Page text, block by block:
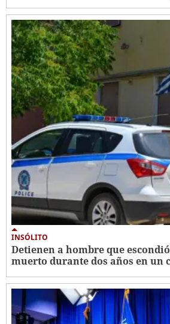
INSÓLITO
Detienen a hombre que
muerto durante dos años en un